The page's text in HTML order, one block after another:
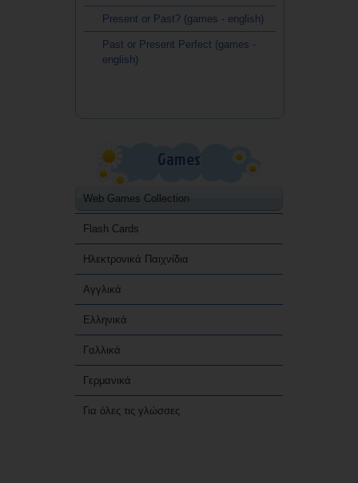
Present or Past? (games - english)
Past or Present Perfect (games -
english)
Games
Web Games Collection
Flash Cards
Ηλεκτρονικά Παιχνίδια
Αγγλικά
Ελληνικά
Γαλλικά
Γερμανικά
Για όλες τις γλώσσες